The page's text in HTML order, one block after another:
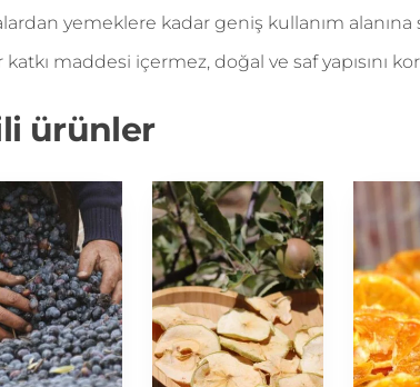
yemeklere kadar geniş kullanım alanına
katkı maddesi içermez, doğal ve saf yapısını
ürünler